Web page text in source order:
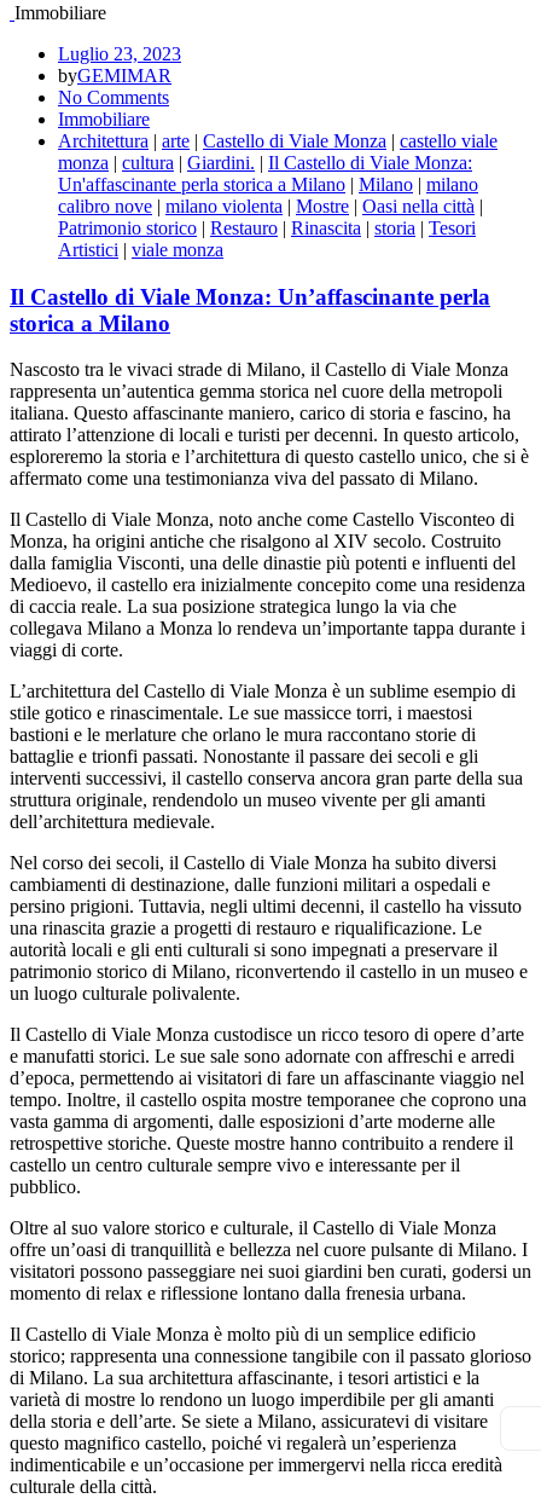
Immobiliare
Luglio 23, 2023
byGEMIMAR
No Comments
Immobiliare
Architettura | arte | Castello di Viale Monza | castello viale
monza | cultura | Giardini. | Il Castello di Viale Monza:
Un'affascinante perla storica a Milano | Milano | milano
calibro nove | milano violenta | Mostre | Oasi nella città |
Patrimonio storico | Restauro | Rinascita | storia | Tesori
Artistici | viale monza
Il Castello di Viale Monza: Un’affascinante perla
storica a Milano
Nascosto tra le vivaci strade di Milano, il Castello di Viale Monza
rappresenta un’autentica gemma storica nel cuore della metropoli
italiana. Questo affascinante maniero, carico di storia e fascino, ha
attirato l’attenzione di locali e turisti per decenni. In questo articolo,
esploreremo la storia e l’architettura di questo castello unico, che si è
affermato come una testimonianza viva del passato di Milano.
Il Castello di Viale Monza, noto anche come Castello Visconteo di
Monza, ha origini antiche che risalgono al XIV secolo. Costruito
dalla famiglia Visconti, una delle dinastie più potenti e influenti del
Medioevo, il castello era inizialmente concepito come una residenza
di caccia reale. La sua posizione strategica lungo la via che
collegava Milano a Monza lo rendeva un’importante tappa durante i
viaggi di corte.
L’architettura del Castello di Viale Monza è un sublime esempio di
stile gotico e rinascimentale. Le sue massicce torri, i maestosi
bastioni e le merlature che orlano le mura raccontano storie di
battaglie e trionfi passati. Nonostante il passare dei secoli e gli
interventi successivi, il castello conserva ancora gran parte della sua
struttura originale, rendendolo un museo vivente per gli amanti
dell’architettura medievale.
Nel corso dei secoli, il Castello di Viale Monza ha subito diversi
cambiamenti di destinazione, dalle funzioni militari a ospedali e
persino prigioni. Tuttavia, negli ultimi decenni, il castello ha vissuto
una rinascita grazie a progetti di restauro e riqualificazione. Le
autorità locali e gli enti culturali si sono impegnati a preservare il
patrimonio storico di Milano, riconvertendo il castello in un museo e
un luogo culturale polivalente.
Il Castello di Viale Monza custodisce un ricco tesoro di opere d’arte
e manufatti storici. Le sue sale sono adornate con affreschi e arredi
d’epoca, permettendo ai visitatori di fare un affascinante viaggio nel
tempo. Inoltre, il castello ospita mostre temporanee che coprono una
vasta gamma di argomenti, dalle esposizioni d’arte moderne alle
retrospettive storiche. Queste mostre hanno contribuito a rendere il
castello un centro culturale sempre vivo e interessante per il
pubblico.
Oltre al suo valore storico e culturale, il Castello di Viale Monza
offre un’oasi di tranquillità e bellezza nel cuore pulsante di Milano. I
visitatori possono passeggiare nei suoi giardini ben curati, godersi un
momento di relax e riflessione lontano dalla frenesia urbana.
Il Castello di Viale Monza è molto più di un semplice edificio
storico; rappresenta una connessione tangibile con il passato glorioso
di Milano. La sua architettura affascinante, i tesori artistici e la
varietà di mostre lo rendono un luogo imperdibile per gli amanti
della storia e dell’arte. Se siete a Milano, assicuratevi di visitare
questo magnifico castello, poiché vi regalerà un’esperienza
indimenticabile e un’occasione per immergervi nella ricca eredità
culturale della città.